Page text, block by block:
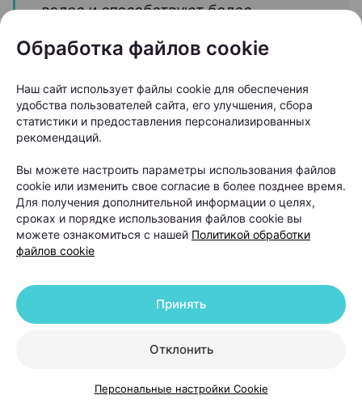
волос и способствуют более
восстановительному периоду, а также
способствуют их росту», —отмечает
специалист.
Еще один вопрос, который волнует многих
пациентов: нужны ли поддерживающие процедуры
после завершения основного курса лечения? Ответ
зависит от диагноза.
Если выпадение волос было связано со стрессом,
дефицитами или временными гормональными
изменениями, после устранения причины
дополнительная поддержка чаще всего не
Обработка файлов cookie
Наш сайт использует файлы cookie для обеспечения
удобства пользователей сайта, его улучшения, сбора
статистики и предоставления персонализированных
рекомендаций.
Вы можете настроить параметры использования файлов
cookie или изменить свое согласие в более позднее время.
Для получения дополнительной информации о целях,
сроках и порядке использования файлов cookie вы
можете ознакомиться с нашей Политикой обработки
файлов cookie
Отклонить
Принять
Персональные настройки Cookie